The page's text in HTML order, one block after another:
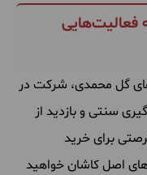
فعالیت‌هایی
گل محمدی، شرکت در
سنتی و بازدید از
برای خرید
اصل کاشان خواهید